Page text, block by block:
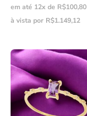
em até 12x de R$100,80
à vista por R$1.149,12